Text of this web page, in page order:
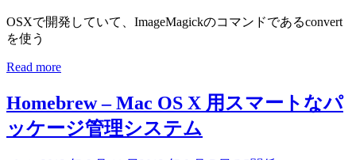
OSXで開発していて、ImageMagickのコマンドであるconvert
を使う
Read more
Homebrew – Mac OS X 用スマートなパ
ッケージ管理システム